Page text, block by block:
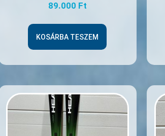
89.000 Ft
KOSÁRBA TESZEM